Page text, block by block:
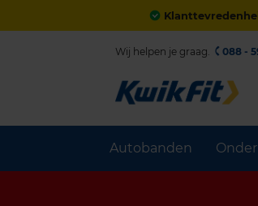
Autobanden
Wij helpen je graag. 088 -